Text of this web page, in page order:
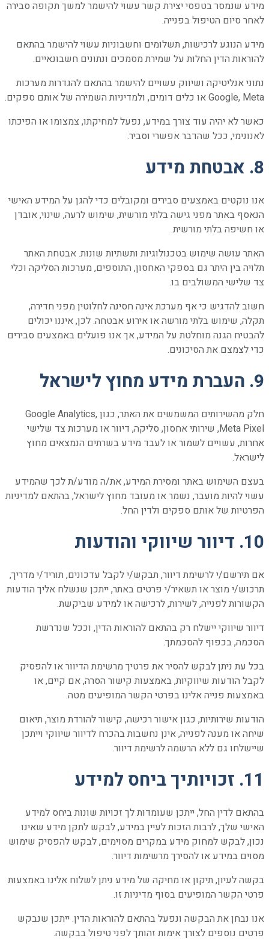
מידע שנמסר בטפסי יצירת קשר עשוי להישמר למשך תקופה סבירה
לאחר סיום הטיפול בפנייה.
מידע הנוגע לרכישות, תשלומים וחשבוניות עשוי להישמר בהתאם
להוראות הדין החלות על שמירת מסמכים ונתונים חשבונאיים.
נתוני אנליטיקה ושיווק עשויים להישמר בהתאם להגדרות מערכות
Google, Meta או כלים דומים, ולמדיניות השמירה של אותם ספקים.
כאשר לא יהיה עוד צורך במידע, נפעל למחיקתו, צמצומו או הפיכתו
לאנונימי, ככל שהדבר אפשרי וסביר.
8. אבטחת מידע
אנו נוקטים באמצעים סבירים ומקובלים כדי להגן על המידע האישי
הנאסף באתר מפני גישה בלתי מורשית, שימוש לרעה, שינוי, אובדן
או חשיפה בלתי מורשית.
האתר עושה שימוש בטכנולוגיות ותשתיות שונות. אבטחת האתר
תלויה בין היתר גם בספקי האחסון, התוספים, מערכות הסליקה וכלי
צד שלישי המשולבים בו.
חשוב להדגיש כי אף מערכת אינה חסינה לחלוטין מפני חדירה,
תקלה, שימוש בלתי מורשה או אירוע אבטחה. לכן, איננו יכולים
להבטיח הגנה מוחלטת על המידע, אך אנו פועלים באמצעים סבירים
כדי לצמצם את הסיכונים.
9. העברת מידע מחוץ לישראל
חלק מהשירותים המשמשים את האתר, כגון Google Analytics,
Meta Pixel, שירותי אחסון, סליקה, דיוור או מערכות צד שלישי
אחרות, עשויים לשמור או לעבד מידע בשרתים הנמצאים מחוץ
לישראל.
בעצם השימוש באתר ומסירת המידע, את/ה מודע/ת לכך שהמידע
עשוי להיות מועבר, נשמר או מעובד מחוץ לישראל, בהתאם למדיניות
הפרטיות של אותם ספקים ולדין החל.
10. דיוור שיווקי והודעות
אם תירשם/י לרשימת דיוור, תבקש/י לקבל עדכונים, תוריד/י מדריך,
תרכוש/י מוצר או תשאיר/י פרטים באתר, ייתכן שנשלח אליך הודעות
הקשורות לפנייה, לשירות, לרכישה או למידע שביקשת.
דיוור שיווקי יישלח רק בהתאם להוראות הדין, וככל שנדרשת
הסכמה, בכפוף להסכמתך.
בכל עת ניתן לבקש להסיר את פרטיך מרשימת הדיוור או להפסיק
לקבל הודעות שיווקיות, באמצעות קישור הסרה, אם קיים, או
באמצעות פנייה אלינו בפרטי הקשר המופיעים מטה.
הודעות שירותיות, כגון אישור רכישה, קישור להורדת מוצר, תיאום
שיחה או מענה לפנייה, אינן נחשבות בהכרח לדיוור שיווקי וייתכן
שיישלחו גם ללא הרשמה לרשימת דיוור.
11. זכויותיך ביחס למידע
בהתאם לדין החל, ייתכן שעומדות לך זכויות שונות ביחס למידע
האישי שלך, לרבות הזכות לעיין במידע, לבקש לתקן מידע שאינו
נכון, לבקש למחוק מידע במקרים מסוימים, לבקש להפסיק שימוש
מסוים במידע או להסירך מרשימות דיוור.
בקשה לעיון, תיקון או מחיקה של מידע ניתן לשלוח אלינו באמצעות
פרטי הקשר המופיעים בסוף מדיניות זו.
אנו נבחן את הבקשה ונפעל בהתאם להוראות הדין. ייתכן שנבקש
פרטים נוספים לצורך אימות זהותך לפני טיפול בבקשה.